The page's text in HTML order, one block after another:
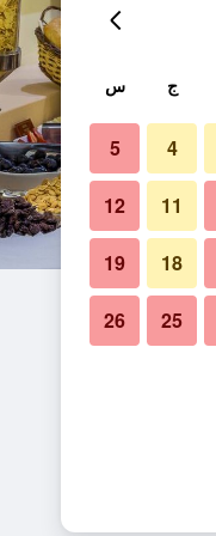
ج س
4
5
11
12
18
19
25
26